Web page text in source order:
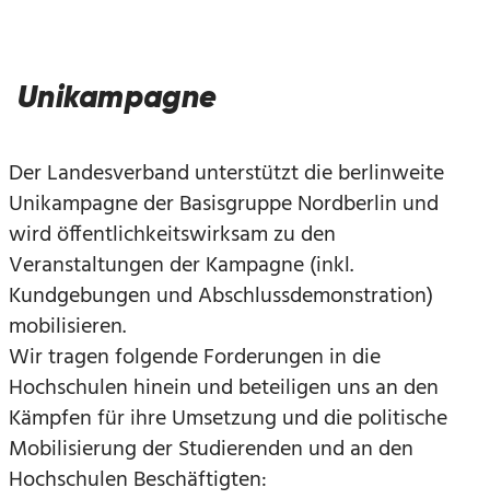
Unikampagne
Der Landesverband unterstützt die berlinweite
Unikampagne der Basisgruppe Nordberlin und
wird öffentlichkeitswirksam zu den
Veranstaltungen der Kampagne (inkl.
Kundgebungen und Abschlussdemonstration)
mobilisieren.
Wir tragen folgende Forderungen in die
Hochschulen hinein und beteiligen uns an den
Kämpfen für ihre Umsetzung und die politische
Mobilisierung der Studierenden und an den
Hochschulen Beschäftigten: